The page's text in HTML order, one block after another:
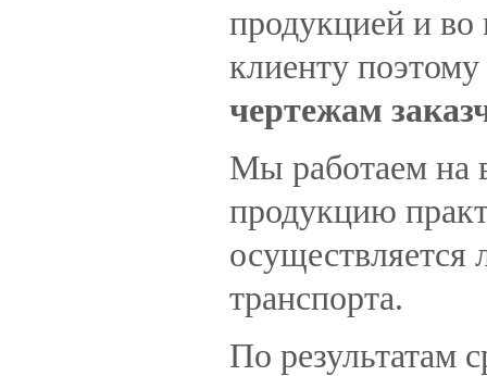
продукцией и
клиенту
чертежам
Мы работаем на
продукцию
транспорта.
По результатам